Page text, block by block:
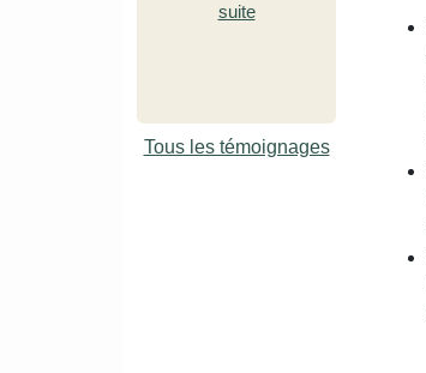
suite
Lire la suite
Tous les témoignages